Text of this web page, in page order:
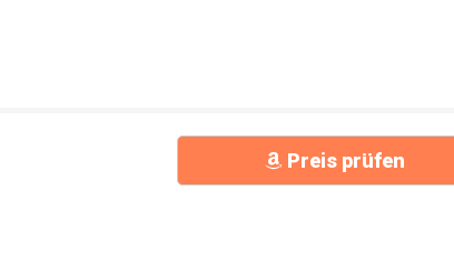
Preis prüfen